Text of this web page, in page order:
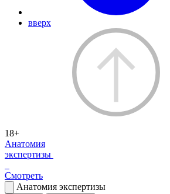
вверх
18+
Анатомия
экспертизы
Смотреть
Анатомия экспертизы